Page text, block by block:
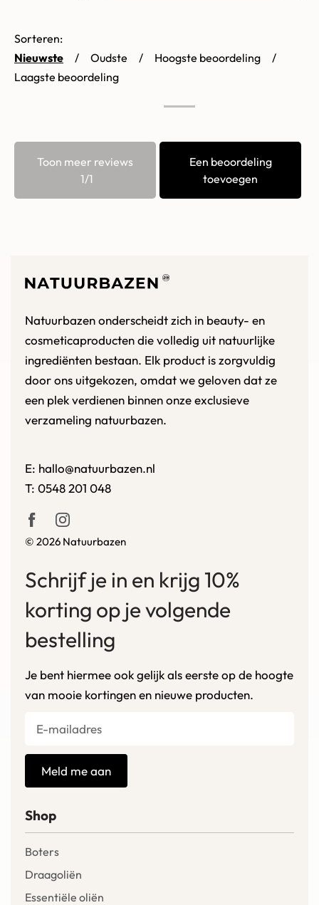
Sorteren:
Nieuwste
Oudste
Hoogste beoordeling
Laagste beoordeling
Toon meer reviews
/
Een beoordeling
toevoegen
Natuurbazen onderscheidt zich in beauty- en
cosmeticaproducten die volledig uit natuurlijke
ingrediënten bestaan. Elk product is zorgvuldig
door ons uitgekozen, omdat we geloven dat ze
een plek verdienen binnen onze exclusieve
verzameling natuurbazen.
E: hallo@natuurbazen.nl
T: 0548 201 048
© 2026 Natuurbazen
Schrijf je in en krijg 10%
korting op je volgende
bestelling
Je bent hiermee ook gelijk als eerste op de hoogte
van mooie kortingen en nieuwe producten.
Meld me aan
Shop
Boters
Draagoliën
Essentiële oliën